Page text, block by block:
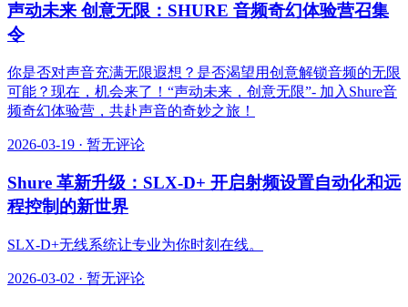
声动未来 创意无限：SHURE 音频奇幻体验营召集
令
你是否对声音充满无限遐想？是否渴望用创意解锁音频的无限
可能？现在，机会来了！“声动未来，创意无限”- 加入Shure音
频奇幻体验营，共赴声音的奇妙之旅！
2026-03-19 · 暂无评论
Shure 革新升级：SLX-D+ 开启射频设置自动化和远
程控制的新世界
SLX-D+无线系统让专业为你时刻在线。
2026-03-02 · 暂无评论